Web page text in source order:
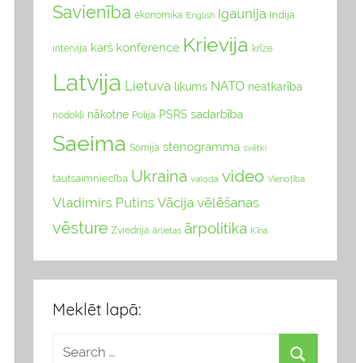
Savienība ekonomika English Igaunija Indija
intervija karš konference Krievija krīze
Latvija Lietuva likums NATO neatkarība
nodokļi nākotne Polija PSRS sadarbība
Saeima Somija stenogramma svētki
tautsaimniecība Ukraina valoda video Vienotība
Vladimirs Putins Vācija vēlēšanas
vēsture Zviedrija ārlietas ārpolitika Ķīna
Meklēt lapā: